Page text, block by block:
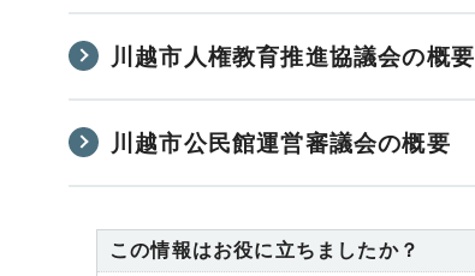
川越市人権教育推進協議会の概要
川越市公民館運営審議会の概要
この情報はお役に立ちましたか？